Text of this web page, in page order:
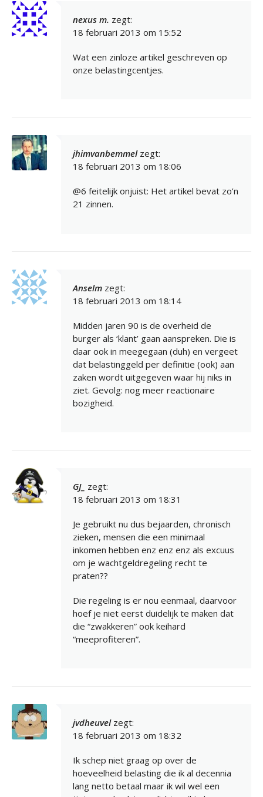
nexus m. zegt:
18 februari 2013 om 15:52
Wat een zinloze artikel geschreven op
onze belastingcentjes.
jhimvanbemmel zegt:
18 februari 2013 om 18:06
@6 feitelijk onjuist: Het artikel bevat zo’n
21 zinnen.
Anselm zegt:
18 februari 2013 om 18:14
Midden jaren 90 is de overheid de
burger als ‘klant’ gaan aanspreken. Die is
daar ook in meegegaan (duh) en vergeet
dat belastinggeld per definitie (ook) aan
zaken wordt uitgegeven waar hij niks in
ziet. Gevolg: nog meer reactionaire
bozigheid.
GJ_ zegt:
18 februari 2013 om 18:31
Je gebruikt nu dus bejaarden, chronisch
zieken, mensen die een minimaal
inkomen hebben enz enz enz als excuus
om je wachtgeldregeling recht te
praten??
Die regeling is er nou eenmaal, daarvoor
hoef je niet eerst duidelijk te maken dat
die “zwakkeren” ook keihard
“meeprofiteren”.
jvdheuvel zegt:
18 februari 2013 om 18:32
Ik schep niet graag op over de
hoeveelheid belasting die ik al decennia
lang netto betaal maar ik wil wel een